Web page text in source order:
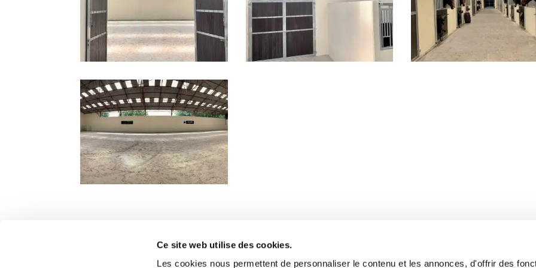
Ce site web utilise des cookies.
Les cookies nous permettent de personnaliser le contenu et les annonces, d'offrir des
Accueil Le journal contactez-nous